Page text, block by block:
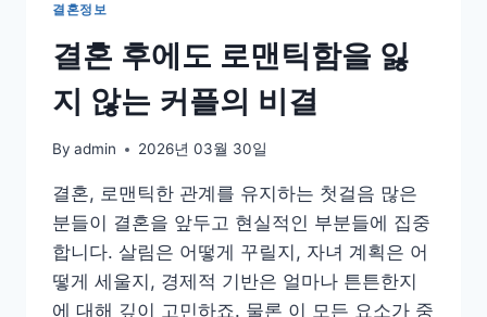
결혼정보
결혼 후에도 로맨틱함을 잃
지 않는 커플의 비결
By admin 2026년 03월 30일
결혼, 로맨틱한 관계를 유지하는 첫걸음 많은
분들이 결혼을 앞두고 현실적인 부분들에 집중
합니다. 살림은 어떻게 꾸릴지, 자녀 계획은 어
떻게 세울지, 경제적 기반은 얼마나 튼튼한지
에 대해 깊이 고민하죠. 물론 이 모든 요소가 중